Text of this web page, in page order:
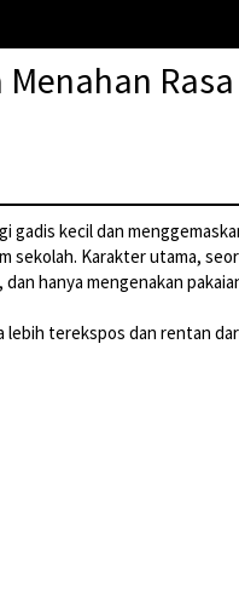
Menahan
gadis kecil dan
sekolah. Karakter utama,
hanya mengenakan
lebih terekspos dan rentan